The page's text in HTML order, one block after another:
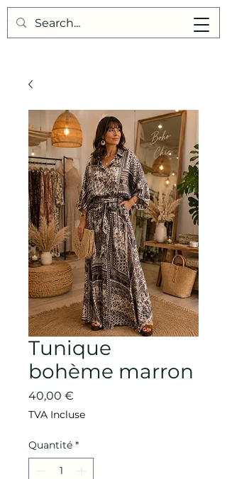
Points de Suture
Tunique
bohème marron
40,00 €
TVA Incluse
Quantité *